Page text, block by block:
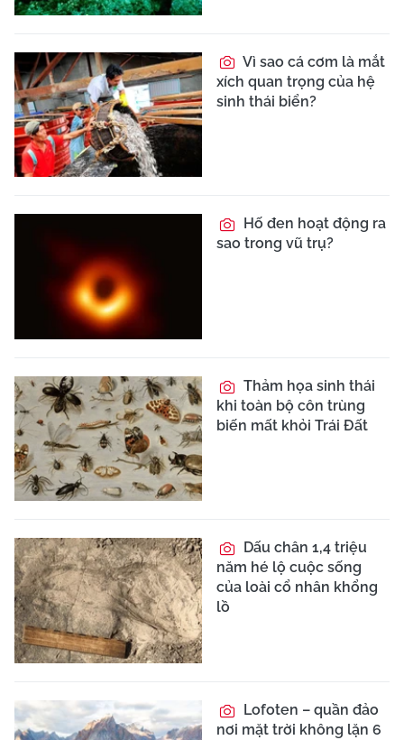
Vì sao cá cơm là mắt
xích quan trọng của hệ
sinh thái biển?
Hố đen hoạt động ra
sao trong vũ trụ?
Thảm họa sinh thái
khi toàn bộ côn trùng
biến mất khỏi Trái Đất
Dấu chân 1,4 triệu
năm hé lộ cuộc sống
của loài cổ nhân khổng
lồ
Lofoten – quần đảo
nơi mặt trời không lặn 6